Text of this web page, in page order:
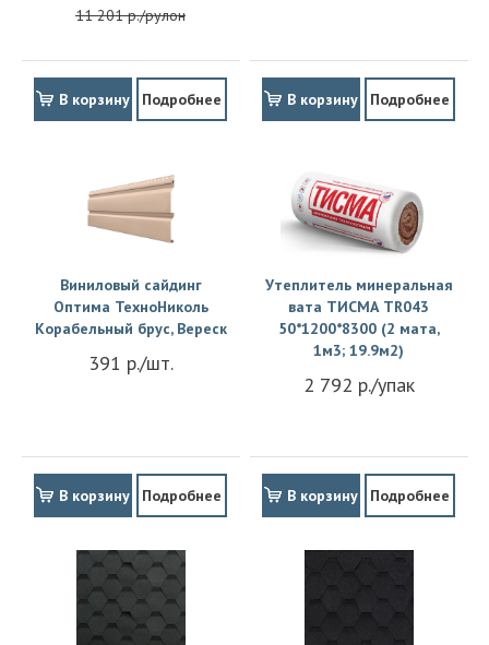
11 201 р./рулон
В корзину Подробнее В корзину Подробнее
Виниловый сайдинг
Оптима ТехноНиколь
Корабельный брус, Вереск
391 р./шт.
В корзину Подробнее
Утеплитель минеральная
вата ТИСМА TR043
50*1200*8300 (2 мата,
1м3; 19.9м2)
2 792 р./упак
В корзину Подробнее